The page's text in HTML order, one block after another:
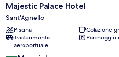
Majestic
Palace
Hotel
Sant'Agnello
Majestic Palace Hotel
Sant'Agnello
Piscina
Colazione
Trasferimento
aeroportuale